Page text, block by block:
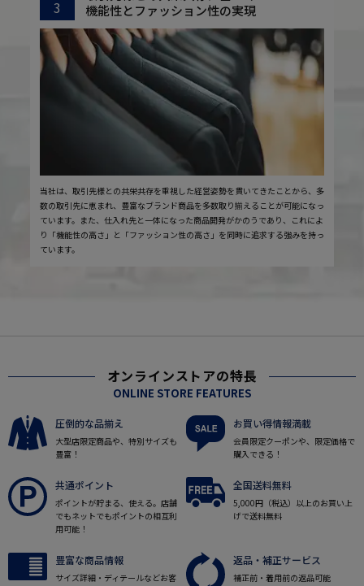
3
機能性とファッション性の実現
当社は、取引先様との共栄共存を重視した経営姿勢を貫いてきたことから、多
数の取引先に恵まれ、豊富なブランド商品を多数取り揃えることが可能になっ
ています。また、仕入れ先と一体になった商品開発がかのうであり、これによ
り「機能性の高さ」と「ファッション性の高さ」を同時に追求する強みを持っ
ています。
オンラインストアの特長
ONLINE STORE FEATURES
圧倒的な品揃え
大型店限定商品や、特別サイズも
豊富！
お買い得情報満載
会員限定クーポンや、限定価格で
購入できる！
共通ポイント
ポイントが貯まる、使える。店舗
でもネットでもポイントの相互利
用可能！
全国送料無料
5,000円（税込）以上のお買い上
げで送料無料
豊富な商品情報
サイズ詳細・ディテールなどお客
返品・補正サービス
補正前・着用前の返品可能